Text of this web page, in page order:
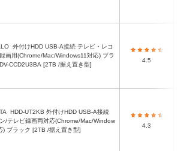
画用(Chrome/Mac/Windows11対応) ブラ
CCD2U3BA [2TB /据え置き型]
4.5
/テレビ録画両対応(Chrome/Mac/Window
) ブラック [2TB /据え置き型]
4.3